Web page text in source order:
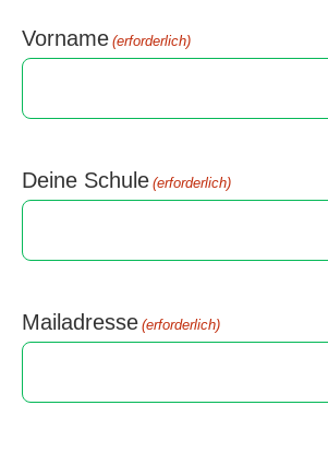
Vorname (erforderlich)
Deine Schule (erforderlich)
Mailadresse (erforderlich)